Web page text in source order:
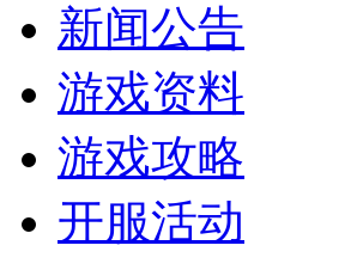
新闻公告
游戏资料
游戏攻略
开服活动